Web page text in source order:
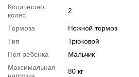
Количество
колес
2
Тормоза
Ножной тормоз
Тип
Трюковой
Пол ребенка
Мальчик
Максимальная
80 кг